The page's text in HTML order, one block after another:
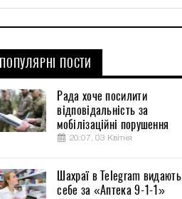
ПОПУЛЯРНІ ПОСТИ
Рада хоче посилити
відповідальність за
мобілізаційні порушення
20:07, 03 Квітня
Шахраї в Telegram видають
себе за «Аптека 9-1-1»